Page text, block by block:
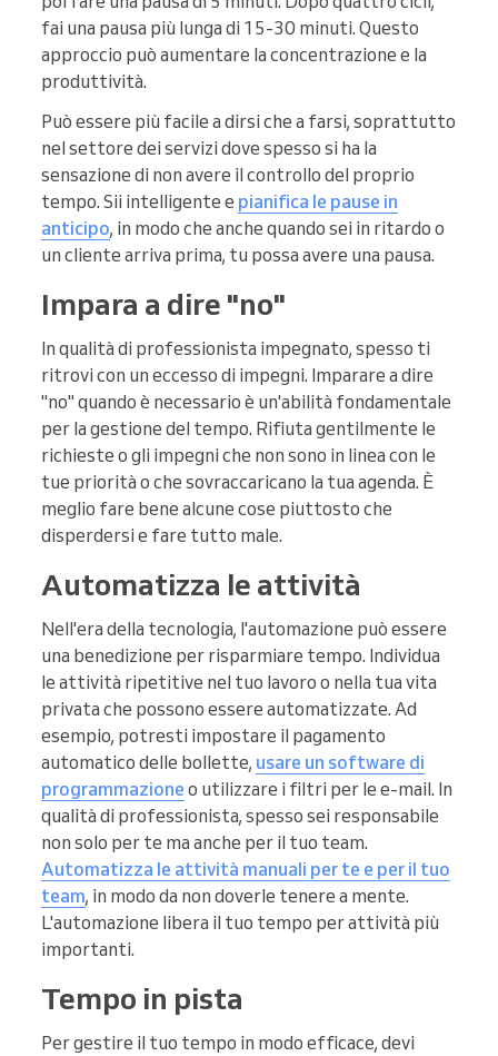
fai una pausa più lunga di 15-30 minuti. Questo
approccio può aumentare la concentrazione e la
produttività.
Può essere più facile a dirsi che a farsi, soprattutto
nel settore dei servizi dove spesso si ha la
sensazione di non avere il controllo del proprio
tempo. Sii intelligente e pianifica le pause in
anticipo, in modo che anche quando sei in ritardo o
un cliente arriva prima, tu possa avere una pausa.
Impara a dire "no"
In qualità di professionista impegnato, spesso ti
ritrovi con un eccesso di impegni. Imparare a dire
"no" quando è necessario è un'abilità fondamentale
per la gestione del tempo. Rifiuta gentilmente le
richieste o gli impegni che non sono in linea con le
tue priorità o che sovraccaricano la tua agenda. È
meglio fare bene alcune cose piuttosto che
disperdersi e fare tutto male.
Automatizza le attività
Nell'era della tecnologia, l'automazione può essere
una benedizione per risparmiare tempo. Individua
le attività ripetitive nel tuo lavoro o nella tua vita
privata che possono essere automatizzate. Ad
esempio, potresti impostare il pagamento
automatico delle bollette, usare un software di
programmazione o utilizzare i filtri per le e-mail. In
qualità di professionista, spesso sei responsabile
non solo per te ma anche per il tuo team.
Automatizza le attività manuali per te e per il tuo
team, in modo da non doverle tenere a mente.
L'automazione libera il tuo tempo per attività più
importanti.
Tempo in pista
Per gestire il tuo tempo in modo efficace, devi